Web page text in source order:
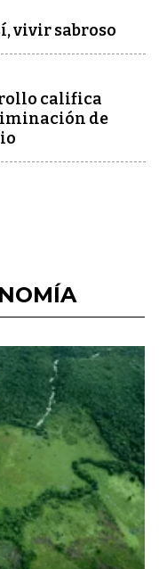
vivir sabroso
califica
de